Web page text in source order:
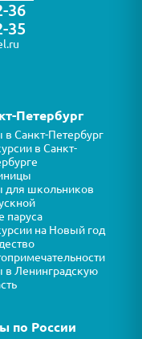
36
35
Петербург
в Санкт-Петербург
в Санкт-
для школьников
паруса
на Новый год
в Ленинградскую
по России